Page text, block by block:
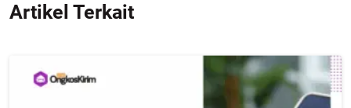
Artikel Terkait